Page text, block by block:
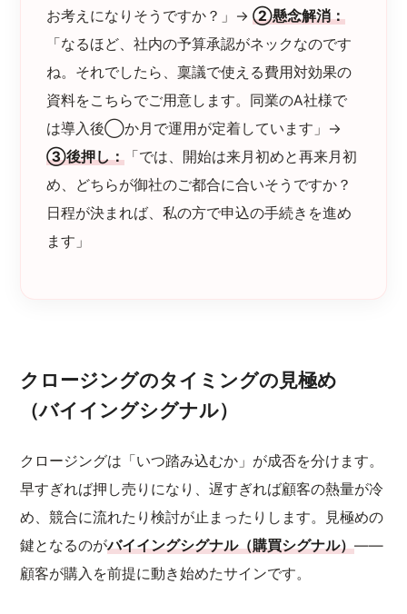
お考えになりそうですか？」→②懸念解消：
「なるほど、社内の予算承認がネックなのです
ね。それでしたら、稟議で使える費用対効果の
資料をこちらでご用意します。同業のA社様で
は導入後◯か月で運用が定着しています」→
③後押し： 「では、開始は来月初めと再来月初
め、どちらが御社のご都合に合いそうですか？
日程が決まれば、私の方で申込の手続きを進め
ます」
クロージングのタイミングの見極め
（バイイングシグナル）
クロージングは「いつ踏み込むか」が成否を分けます。
早すぎれば押し売りになり、遅すぎれば顧客の熱量が冷
め、競合に流れたり検討が止まったりします。見極めの
鍵となるのがバイイングシグナル（購買シグナル）——
顧客が購入を前提に動き始めたサインです。